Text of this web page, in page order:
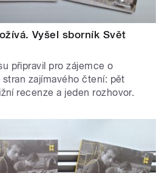
Vyšel sborník Svět
připravil pro zájemce o
zajímavého čtení: pět
recenze a jeden rozhovor.